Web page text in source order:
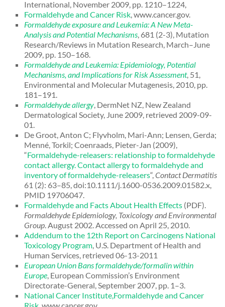
International, November 2009, pp. 1210–1224,
Formaldehyde and Cancer Risk, www.cancer.gov.
Formaldehyde exposure and Leukemia: A New Meta-
Analysis and Potential Mechanisms, 681 (2-3), Mutation
Research/Reviews in Mutation Research, March–June
2009, pp. 150–168.
Formaldehyde and Leukemia: Epidemiology, Potential
Mechanisms, and Implications for Risk Assessment, 51,
Environmental and Molecular Mutagenesis, 2010, pp.
181–191.
Formaldehyde allergy, DermNet NZ, New Zealand
Dermatological Society, June 2009, retrieved 2009-09-
01.
De Groot, Anton C; Flyvholm, Mari-Ann; Lensen, Gerda;
Menné, Torkil; Coenraads, Pieter-Jan (2009),
“Formaldehyde-releasers: relationship to formaldehyde
contact allergy. Contact allergy to formaldehyde and
inventory of formaldehyde-releasers“,Contact Dermatitis
61 (2): 63–85, doi:10.1111/j.1600-0536.2009.01582.x,
PMID 19706047.
Formaldehyde and Facts About Health Effects (PDF).
Formaldehyde Epidemiology, Toxicology and Environmental
Group. August 2002. Accessed on April 25, 2010.
Addendum to the 12th Report on Carcinogens National
Toxicology Program, U.S. Department of Health and
Human Services, retrieved 06-13-2011
European Union Bans formaldehyde/formalin within
Europe, European Commission’s Environment
Directorate-General, September 2007, pp. 1–3.
National Cancer Institute,Formaldehyde and Cancer